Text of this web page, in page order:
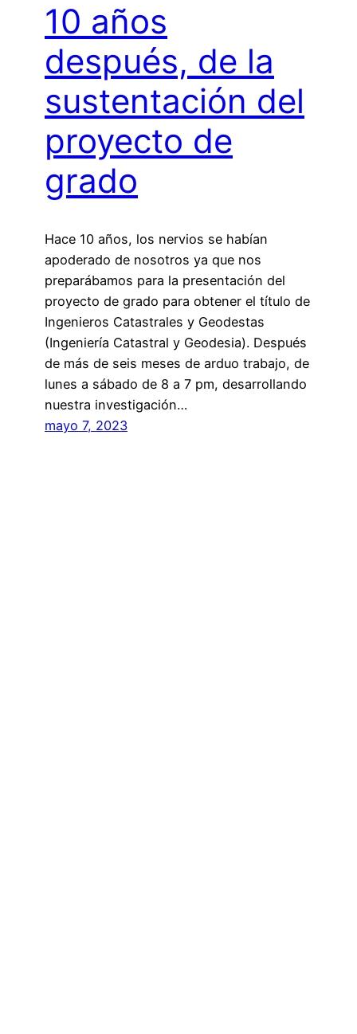
10 años
después, de la
sustentación del
proyecto de
grado
Hace 10 años, los nervios se habían
apoderado de nosotros ya que nos
preparábamos para la presentación del
proyecto de grado para obtener el título de
Ingenieros Catastrales y Geodestas
(Ingeniería Catastral y Geodesia). Después
de más de seis meses de arduo trabajo, de
lunes a sábado de 8 a 7 pm, desarrollando
nuestra investigación…
mayo 7, 2023